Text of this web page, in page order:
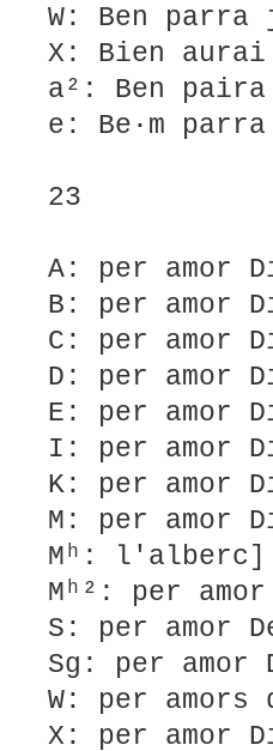
W: Ben
X: Bien
a²: Ben
e: Be·m
23
A: per amor
B: per amor
C: per amor
D: per amor
E: per amor
I: per amor
K: per amor
M: per amor
Mʰ:
Mʰ²: per
S: per amor
Sg: per
W: per
X: per amor